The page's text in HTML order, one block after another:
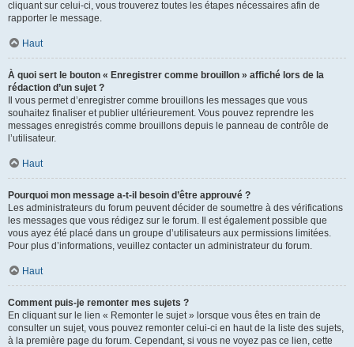
cliquant sur celui-ci, vous trouverez toutes les étapes nécessaires afin de
rapporter le message.
Haut
À quoi sert le bouton « Enregistrer comme brouillon » affiché lors de la
rédaction d’un sujet ?
Il vous permet d’enregistrer comme brouillons les messages que vous
souhaitez finaliser et publier ultérieurement. Vous pouvez reprendre les
messages enregistrés comme brouillons depuis le panneau de contrôle de
l’utilisateur.
Haut
Pourquoi mon message a-t-il besoin d’être approuvé ?
Les administrateurs du forum peuvent décider de soumettre à des vérifications
les messages que vous rédigez sur le forum. Il est également possible que
vous ayez été placé dans un groupe d’utilisateurs aux permissions limitées.
Pour plus d’informations, veuillez contacter un administrateur du forum.
Haut
Comment puis-je remonter mes sujets ?
En cliquant sur le lien « Remonter le sujet » lorsque vous êtes en train de
consulter un sujet, vous pouvez remonter celui-ci en haut de la liste des sujets,
à la première page du forum. Cependant, si vous ne voyez pas ce lien, cette